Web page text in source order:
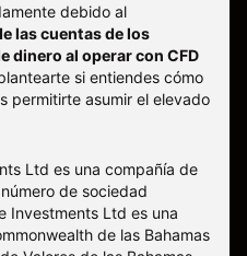
debido al
las cuentas de los
dinero al operar con CFD
si entiendes cómo
permitirte asumir el elevado
Ltd es una compañía de
de sociedad
Investments Ltd es una
de las Bahamas